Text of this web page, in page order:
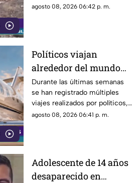
techos y las puertas de las
agosto 08, 2026 06:42 p. m.
Políticos viajan
alrededor del mundo
sin ninguna
preocupación
Durante las últimas semanas
se han registrado múltiples
viajes realizados por políticos,
sin que hasta el momento
elevado gasto que han
generado.
agosto 08, 2026 06:41 p. m.
Adolescente de 14 años
desaparecido en